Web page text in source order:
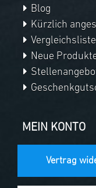
Blog
Kürzlich
Vergleichsliste
Neue
MEIN KONTO
Vertrag